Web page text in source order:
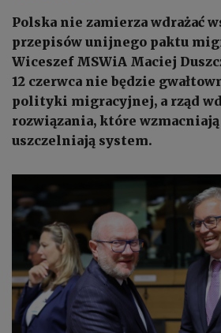
Polska nie zamierza wdrażać
przepisów unijnego paktu
Wiceszef MSWiA Maciej
12 czerwca nie będzie
polityki migracyjnej, a rząd
rozwiązania, które
uszczelniają system.